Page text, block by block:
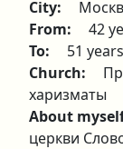
City:
From:
42
To:
51
Church:
харизматы
About
церкви